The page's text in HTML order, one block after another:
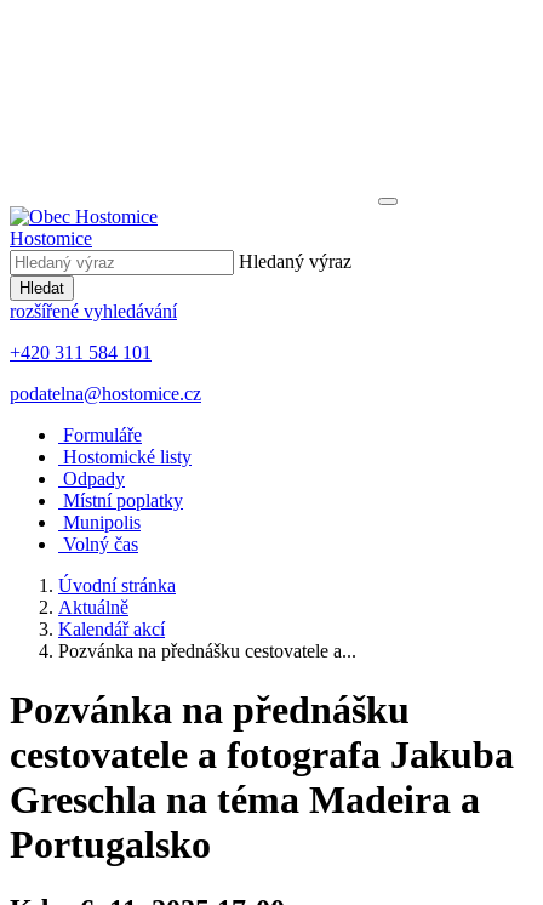
Hostomice
Hledaný výraz
Hledat
rozšířené vyhledávání
+420 311 584 101
podatelna@hostomice.cz
Formuláře
Hostomické listy
Odpady
Místní poplatky
Munipolis
Volný čas
Úvodní stránka
Aktuálně
Kalendář akcí
Pozvánka na přednášku cestovatele a...
Pozvánka na přednášku
cestovatele a fotografa Jakuba
Greschla na téma Madeira a
Portugalsko